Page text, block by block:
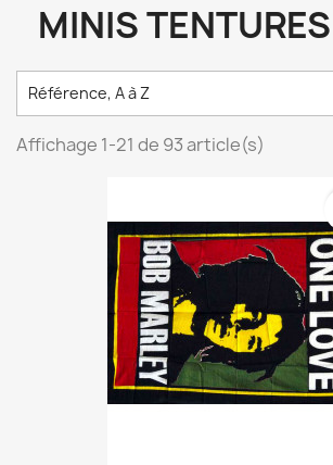
MINIS TENTURES
Référence, A à Z
Affichage 1-21 de 93 article(s)